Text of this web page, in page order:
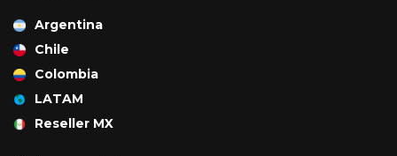
Argentina
Chile
Colombia
LATAM
Reseller MX